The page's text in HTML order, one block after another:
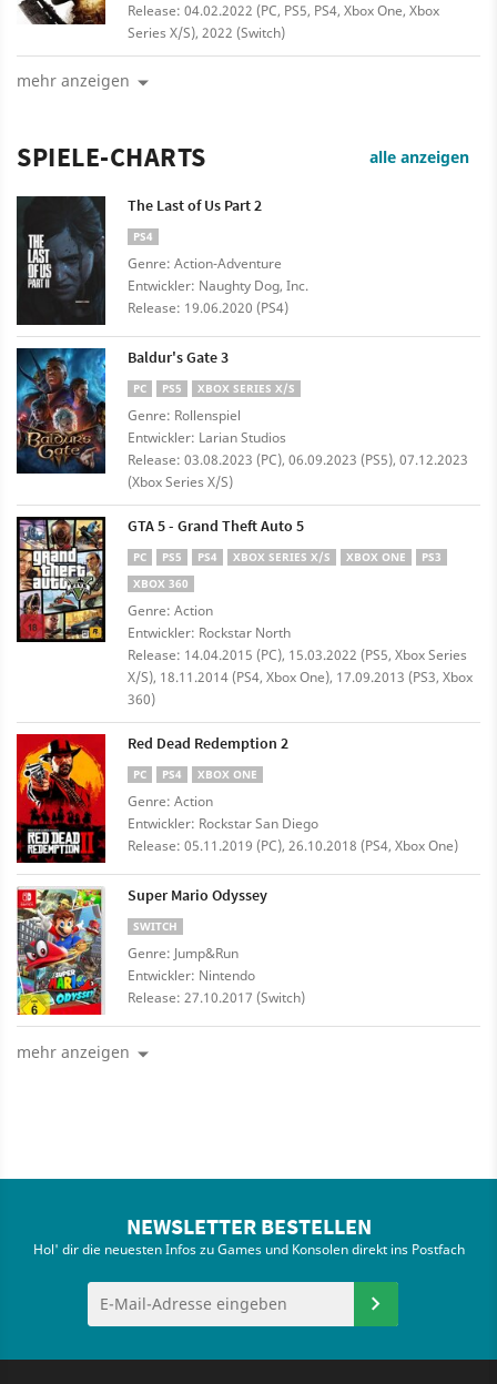
Release: 04.02.2022 (PC, PS5, PS4, Xbox One, Xbox
Series X/S), 2022 (Switch)
mehr anzeigen
SPIELE-CHARTS alle anzeigen
The Last of Us Part 2
PS4
Genre: Action-Adventure
Entwickler: Naughty Dog, Inc.
Release: 19.06.2020 (PS4)
Baldur's Gate 3
PC PS5 XBOX SERIES X/S
Genre: Rollenspiel
Entwickler: Larian Studios
Release: 03.08.2023 (PC), 06.09.2023 (PS5), 07.12.2023
(Xbox Series X/S)
GTA 5 - Grand Theft Auto 5
PC PS5 PS4 XBOX SERIES X/S XBOX ONE
PS3
XBOX 360
Genre: Action
Entwickler: Rockstar North
Release: 14.04.2015 (PC), 15.03.2022 (PS5, Xbox Series
X/S), 18.11.2014 (PS4, Xbox One), 17.09.2013 (PS3, Xbox
360)
Red Dead Redemption 2
PC PS4 XBOX ONE
Genre: Action
Entwickler: Rockstar San Diego
Release: 05.11.2019 (PC), 26.10.2018 (PS4, Xbox One)
Super Mario Odyssey
SWITCH
Genre: Jump&Run
Entwickler: Nintendo
Release: 27.10.2017 (Switch)
mehr anzeigen
NEWSLETTER BESTELLEN
Hol' dir die neuesten Infos zu Games und Konsolen direkt ins Postfach